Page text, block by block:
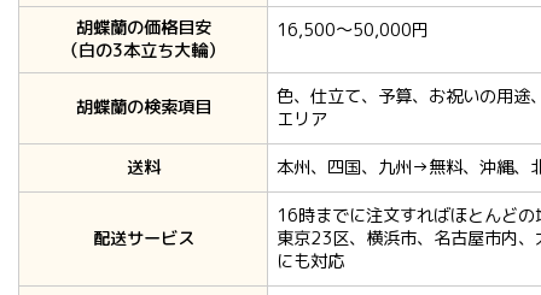
胡蝶蘭の価格目安
（白の3本立ち大輪）
16,500～50,000円
胡蝶蘭の検索項目
色、仕立て、予算、お祝いの用途
エリア
送料
本州、四国、九州→無料、沖縄、
配送サービス
16時までに注文すればほとんど
東京23区、横浜市、名古屋市内
にも対応